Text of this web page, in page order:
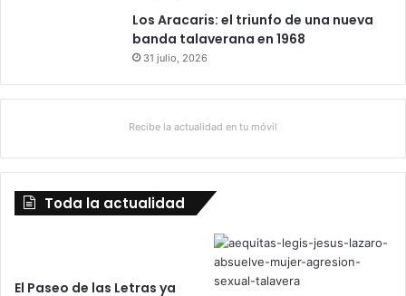
Los Aracaris: el triunfo de una nueva
banda talaverana en 1968
31 julio, 2026
Recibe la actualidad en tu móvil
Toda la actualidad
El Paseo de las Letras ya